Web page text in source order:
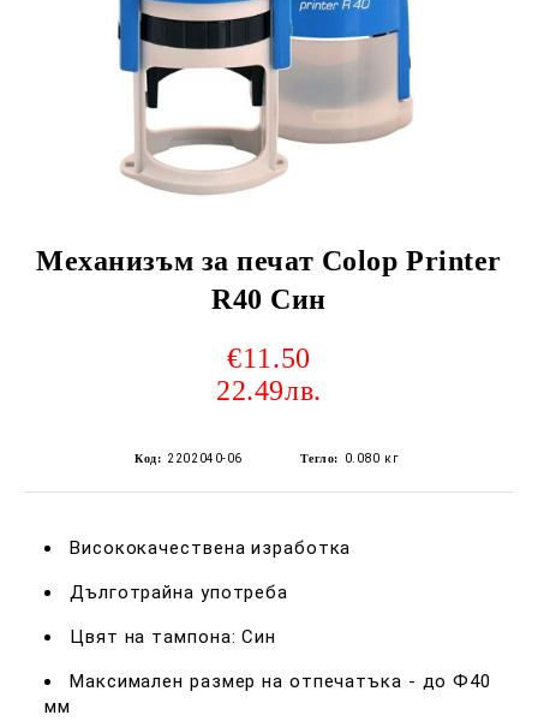
Механизъм за печат Colop Printer
R40 Син
€11.50
22.49лв.
Код: 2202040-06 Тегло: 0.080 кг
Висококачествена изработка
Дълготрайна употреба
Цвят на тампона: Син
Максимален размер на отпечатъка - до Ф40
мм